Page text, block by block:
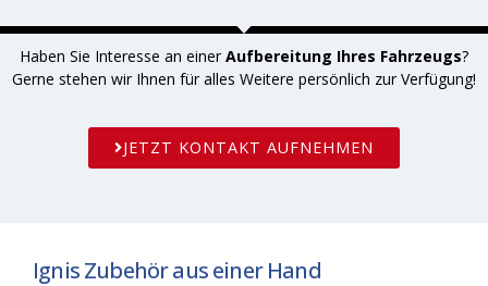
Haben Sie Interesse an einer Aufbereitung Ihres Fahrzeugs?
Gerne stehen wir Ihnen für alles Weitere persönlich zur Verfügung!
JETZT KONTAKT AUFNEHMEN
Ignis Zubehör aus einer Hand